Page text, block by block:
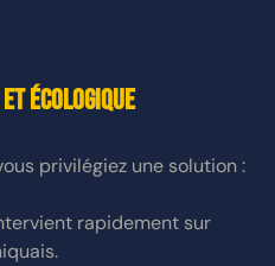
écologique
privilégiez une solution :
rapidement sur